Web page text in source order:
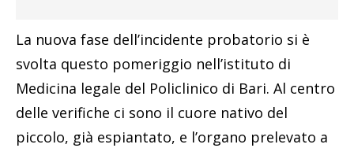
La nuova fase dell’incidente probatorio si è
svolta questo pomeriggio nell’istituto di
Medicina legale del Policlinico di Bari. Al centro
delle verifiche ci sono il cuore nativo del
piccolo, già espiantato, e l’organo prelevato a